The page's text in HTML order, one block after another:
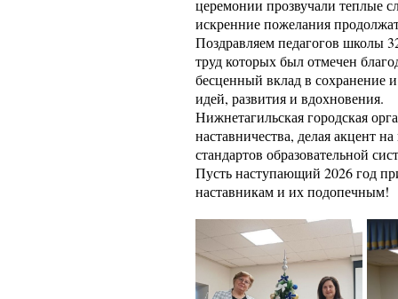
церемонии прозвучали теплые
искренние пожелания
Поздравляем педагогов школы
труд которых был отмечен
бесценный вклад в сохранение
идей, развития и вдохновения.
Нижнетагильская городская
наставничества, делая акцент
стандартов образовательной
Пусть наступающий 2026 год
наставникам и их подопечным!